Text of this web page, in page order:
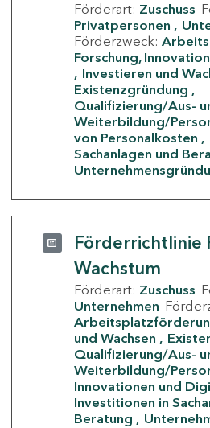
Förderart: Zuschuss
Privatpersonen
Förderzweck:
Forschung,
Investieren und
Existenzgründung
Qualifizierung/Aus-
Weiterbildung/
von Personalkosten
Sachanlagen und
Förderrichtlinie
Wachstum
Förderart: Zuschuss
Unternehmen
und Wachsen
Qualifizierung/Aus-
Weiterbildung/
Innovationen und
Investitionen in
Beratung